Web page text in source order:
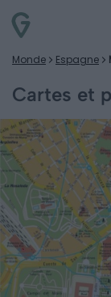
Monde Espagne
Cartes et